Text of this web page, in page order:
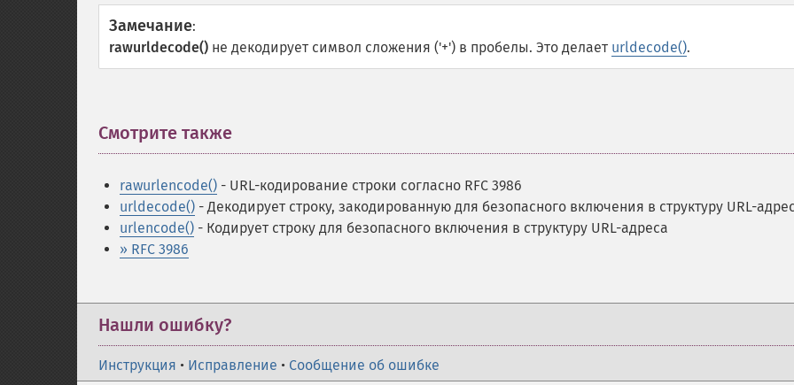
Замечание:
rawurldecode() не декодирует символ сложения ('+') в пробелы. Это делает urldecode().
Смотрите также
rawurlencode() - URL-кодирование строки согласно RFC 3986
urldecode() - Декодирует строку, закодированную для безопасного включения в структуру URL-
urlencode() - Кодирует строку для безопасного включения в структуру URL-адреса
» RFC 3986
Нашли ошибку?
Инструкция • Исправление • Сообщение об ошибке